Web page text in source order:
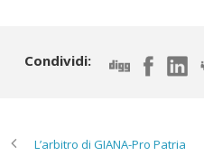
Condividi:
L’arbitro di GIANA-Pro Patria